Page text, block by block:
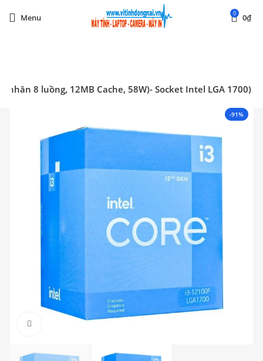
Menu 0 0₫
nhân 8 luồng, 12MB Cache, 58W)- Socket Intel LGA 1700)
-91%
Click to enlarge